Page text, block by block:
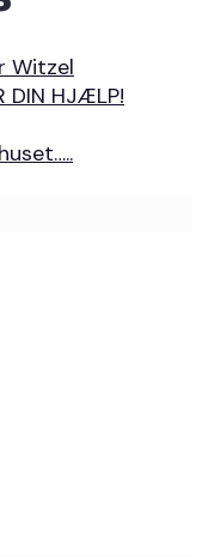
Witzel
DIN HJÆLP!